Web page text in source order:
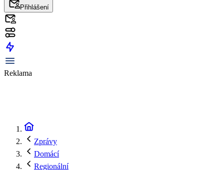
Přihlášení
Reklama
Zprávy
Domácí
Regionální